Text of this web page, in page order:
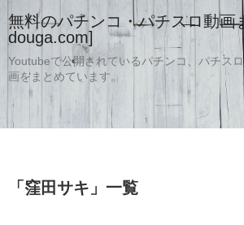
無料のパチンコ・パチスロ動画
douga.com]
Youtubeで公開されているパチンコ、パチス
画をまとめています。
「 窪田サキ 」 一覧